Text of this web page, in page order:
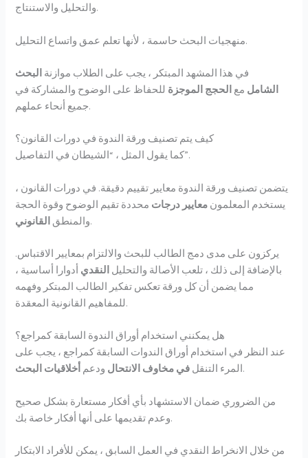
والتحليل والاستنتاج.
منهجيات البحث حاسمة ، لأنها تعلم عمق واتساع التحليل.
في هذا المشهد المبتكر ، يجب على الطلاب موازنة البحث
الشامل مع الحجج الموجزة للحفاظ على الوضوح والمشاركة في
جميع أنحاء عملهم.
كيف يتم تصنيف ورقة الندوة في دورات القانون؟
كما يقول المثل ، “الشيطان في التفاصيل”.
يتضمن تصنيف ورقة الندوة معايير تقييم دقيقة. في دورات القانون ،
يستخدم المعلمون معايير درجات محددة تقيم الوضوح وقوة الحجة
والمنطق القانوني .
يركزون على مدى دمج الطالب للبحث والالتزام بمعايير الاقتباس.
بالإضافة إلى ذلك ، تلعب الأصالة والتحليل النقدي أدوارا أساسية ،
مما يضمن أن كل ورقة تعكس تفكير الطالب المبتكر وفهمه
للمفاهيم القانونية المعقدة.
هل يمكنني استخدام أوراق الندوة السابقة كمراجع؟
عند النظر في استخدام أوراق الندوات السابقة كمراجع ، يجب على
المرء التنقل في مخاوف الانتحال ودعم أخلاقيات البحث .
من الضروري ضمان الاستشهاد بأي أفكار مستعارة بشكل صحيح
وعدم تقديمها على أنها أفكار خاصة بك.
من خلال الانخراط النقدي في العمل السابق ، يمكن للأفراد الابتكار